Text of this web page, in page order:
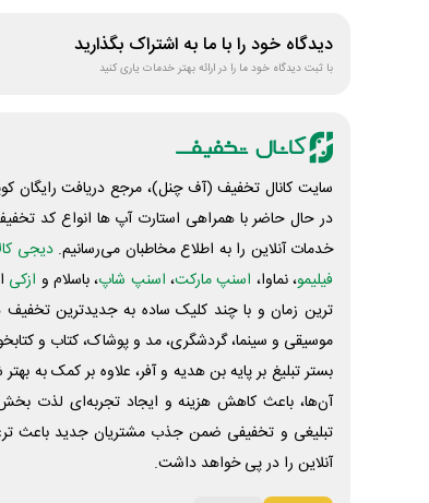
دیدگاه خود را با ما به اشتراک بگذارید
با ثبت دیدگاه خود ما را در ارائه بهتر خدمات یاری کنید
سایت کانال تخفیف (آف چنل)، مرجع دریافت رایگان
در حال حاضر با همراهی استارت آپ ها انواع کد
خدمات آنلاین را به اطلاع مخاطبان می‌رسانیم. دیجی
فیلیمو، نماوا، اسنپ مارکت، اسنپ شاپ، باسلام و ازکی
ترین زمان و با چند کلیک ساده به جدیدترین تخفیف
موسیقی و سینما، گردشگری، مد و پوشاک، کتاب و
بستر تبلیغ بر پایه بن هدیه و آفر، علاوه بر کمک به
آن‌ها، باعث کاهش هزینه و ایجاد تجربه‌ای لذت
تبلیغی و تخفیفی ضمن جذب مشتریان جدید باعث
آنلاین را در پی خواهد داشت.